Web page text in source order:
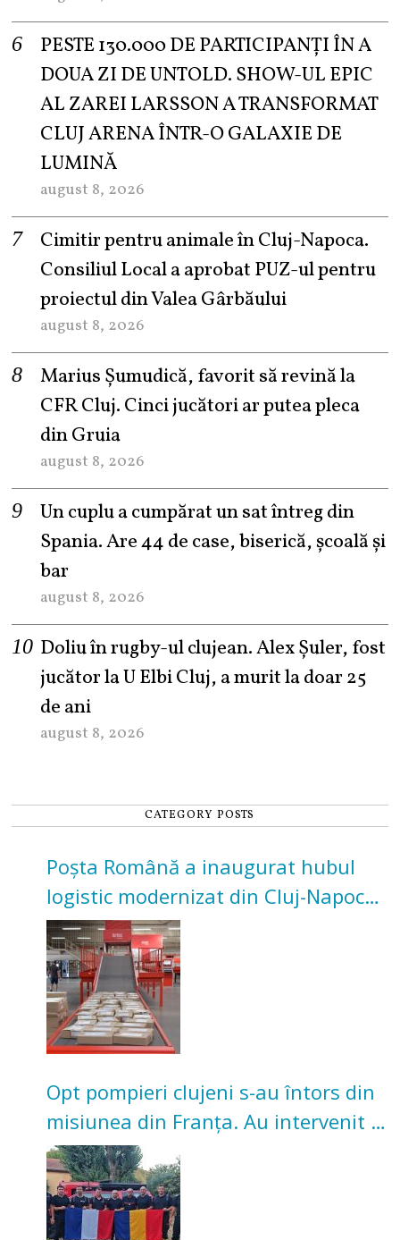
PESTE 130.000 DE PARTICIPANȚI ÎN A
DOUA ZI DE UNTOLD. SHOW-UL EPIC
AL ZAREI LARSSON A TRANSFORMAT
CLUJ ARENA ÎNTR-O GALAXIE DE
LUMINĂ
august 8, 2026
Cimitir pentru animale în Cluj-Napoca.
Consiliul Local a aprobat PUZ-ul pentru
proiectul din Valea Gârbăului
august 8, 2026
Marius Șumudică, favorit să revină la
CFR Cluj. Cinci jucători ar putea pleca
din Gruia
august 8, 2026
Un cuplu a cumpărat un sat întreg din
Spania. Are 44 de case, biserică, școală și
bar
august 8, 2026
Doliu în rugby-ul clujean. Alex Șuler, fost
jucător la U Elbi Cluj, a murit la doar 25
de ani
august 8, 2026
CATEGORY POSTS
Poșta Română a inaugurat hubul
logistic modernizat din Cluj-Napoca.
Investiție de 3 milioane de euro
Opt pompieri clujeni s-au întors din
misiunea din Franța. Au intervenit la
incendii de vegetație și pădure